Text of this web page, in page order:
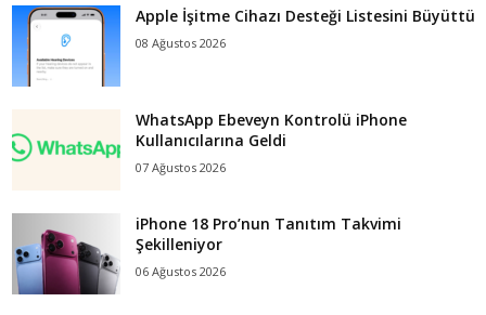
Apple İşitme Cihazı Desteği Listesini Büyüttü
08 Ağustos 2026
WhatsApp Ebeveyn Kontrolü iPhone
Kullanıcılarına Geldi
07 Ağustos 2026
iPhone 18 Pro’nun Tanıtım Takvimi
Şekilleniyor
06 Ağustos 2026